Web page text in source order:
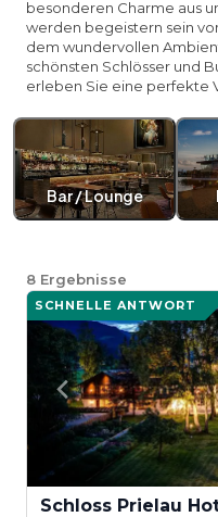
besonderen Charme aus
werden begeistern sein
dem wundervollen
schönsten Schlösser und
erleben Sie eine perfekte
Bar / Lounge
8 Ergebnisse
SCHNELLE ANTWORT
Schloss Prielau